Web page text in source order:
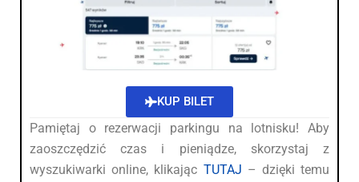
KUP BILET
Pamiętaj o rezerwacji parkingu na lotnisku! Aby
zaoszczędzić czas i pieniądze, skorzystaj z
wyszukiwarki online, klikając TUTAJ – dzięki temu